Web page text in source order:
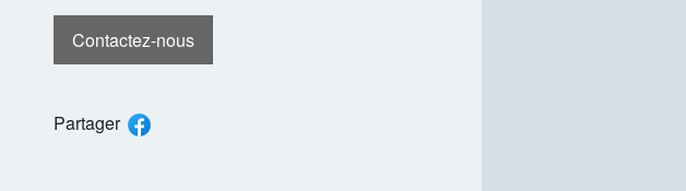
Contactez-nous
Partager